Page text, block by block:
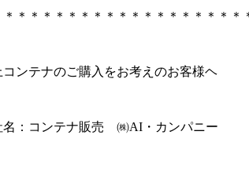
＊＊＊＊＊＊＊＊＊＊＊＊＊＊＊＊＊＊＊
コンテナのご購入をお考えのお客様ヘ
名：コンテナ販売 ㈱AI・カンパニー